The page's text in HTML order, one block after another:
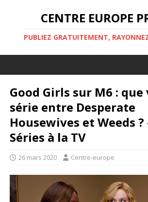
CENTRE EUROPE
PUBLIEZ GRATUITEMENT,
Good Girls sur M6 :
série entre Desperate
Housewives et Weeds ?
Séries à la TV
26 mars 2020 Centre-europe